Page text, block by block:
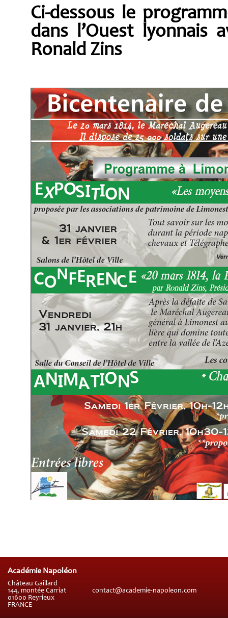
Ci-dessous le
dans l’Ouest lyonnais
Ronald Zins
Académie Napoléon
Château Gaillard
144, montée Carriat
01600 Reyrieux
FRANCE
contact@academie-napoleon.com